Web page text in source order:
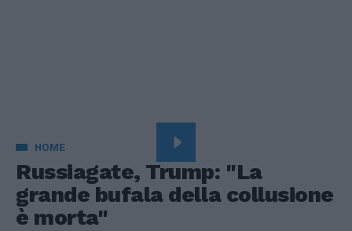
HOME
Russiagate, Trump: "La
grande bufala della collusione
è morta"